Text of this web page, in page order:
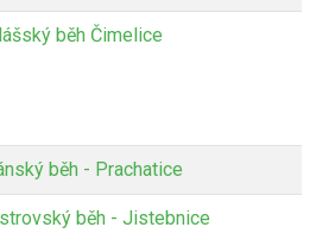
běh Čimelice
běh - Prachatice
běh - Jistebnice